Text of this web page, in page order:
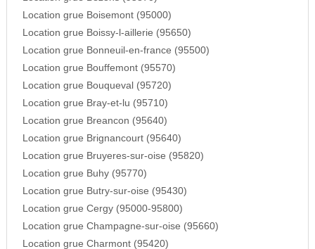
Location grue Boisemont (95000)
Location grue Boissy-l-aillerie (95650)
Location grue Bonneuil-en-france (95500)
Location grue Bouffemont (95570)
Location grue Bouqueval (95720)
Location grue Bray-et-lu (95710)
Location grue Breancon (95640)
Location grue Brignancourt (95640)
Location grue Bruyeres-sur-oise (95820)
Location grue Buhy (95770)
Location grue Butry-sur-oise (95430)
Location grue Cergy (95000-95800)
Location grue Champagne-sur-oise (95660)
Location grue Charmont (95420)